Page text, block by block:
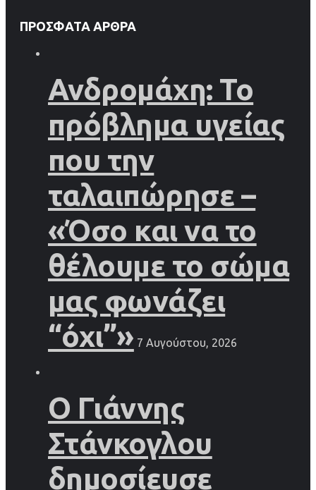
ΠΡΌΣΦΑΤΑ ΆΡΘΡΑ
Ανδρομάχη: Το
πρόβλημα υγείας
που την
ταλαιπώρησε –
«Όσο και να το
θέλουμε το σώμα
μας φωνάζει
“όχι”» 7 Αυγούστου, 2026
Ο Γιάννης
Στάνκογλου
δημοσίευσε